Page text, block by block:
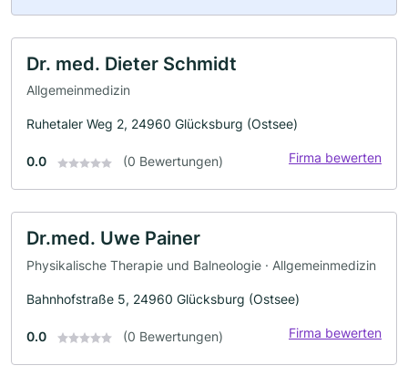
Dr. med. Dieter Schmidt
Allgemeinmedizin
Ruhetaler Weg 2, 24960 Glücksburg (Ostsee)
0.0 (0 Bewertungen) Firma bewerten
Dr.med. Uwe Painer
Physikalische Therapie und Balneologie · Allgemeinmedizin
Bahnhofstraße 5, 24960 Glücksburg (Ostsee)
0.0 (0 Bewertungen) Firma bewerten